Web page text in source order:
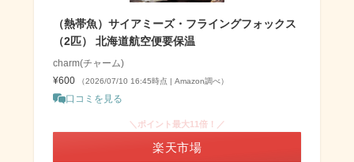
（熱帯魚）サイアミーズ・フライングフォックス
（2匹） 北海道航空便要保温
charm(チャーム)
¥600
（2026/07/10 16:45時点 | Amazon調べ）
口コミを見る
＼ポイント最大11倍！／
楽天市場